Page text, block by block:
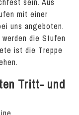
sein. Aus
mit einer
uns angeboten.
die Stufen
ist die Treppe
Tritt- und